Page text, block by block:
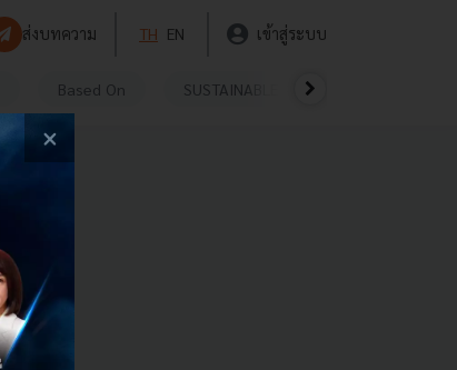
ส่งบทความ TH EN เข้าสู่ระบบ
Based On SUSTAINABLE
×